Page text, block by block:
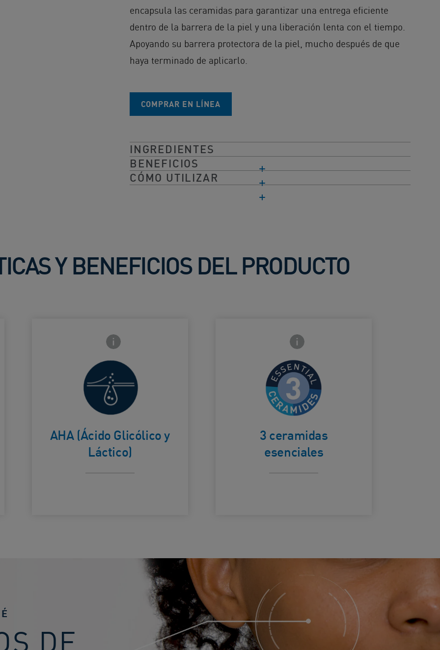
encapsula las ceramidas para garantizar una entrega eficiente
dentro de la barrera de la piel y una liberación lenta con el tiempo.
Apoyando su barrera protectora de la piel, mucho después de que
haya terminado de aplicarlo.
COMPRAR EN LÍNEA
INGREDIENTES
BENEFICIOS
CÓMO UTILIZAR
Y BENEFICIOS DEL PRODUCTO
Icono de información frontal
AHA (Ácido Glicólico y
Láctico)
Avuda a
suavizar y
calmar la piel
Icono de información frontal
3 ceramidas
esenciales
Para ayudar
a reparar la
barrera
natural de la
piel
DE